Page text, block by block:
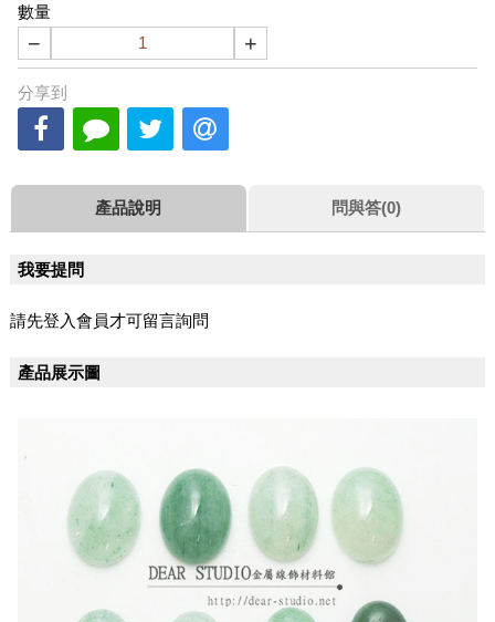
數量
− +
分享到
產品說明 問與答(0)
我要提問
請先登入會員才可留言詢問
產品展示圖